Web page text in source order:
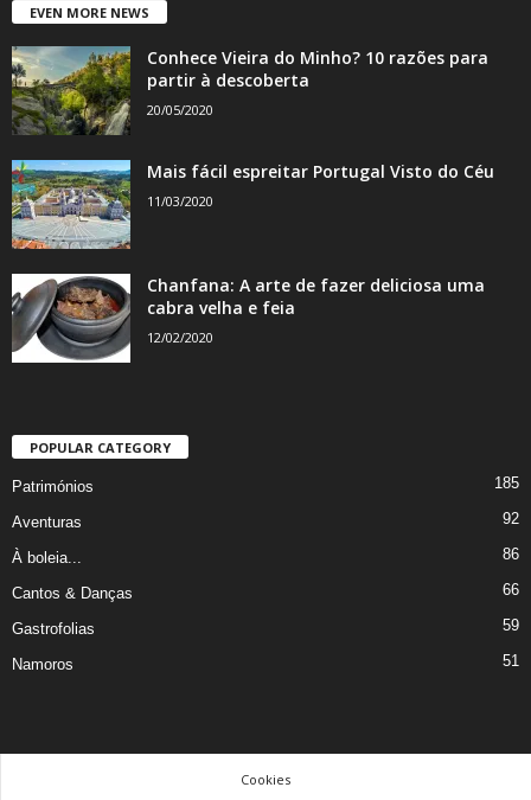
EVEN MORE NEWS
Conhece Vieira do Minho? 10 razões para
partir à descoberta
20/05/2020
Mais fácil espreitar Portugal Visto do Céu
11/03/2020
Chanfana: A arte de fazer deliciosa uma
cabra velha e feia
12/02/2020
POPULAR CATEGORY
Patrimónios 185
Aventuras 92
À boleia... 86
Cantos & Danças 66
Gastrofolias 59
Namoros 51
Cookies